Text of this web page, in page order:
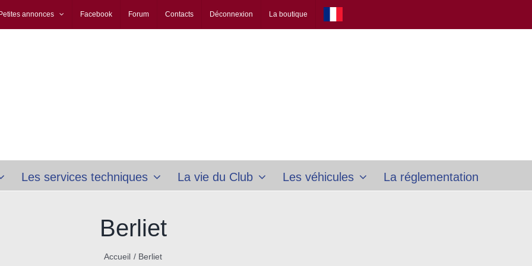
annonces Facebook Forum Contacts Déconnexion La boutique
Les services techniques La vie du Club Les véhicules La réglementation
Berliet
Accueil Berliet